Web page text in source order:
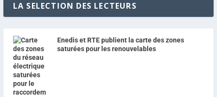
LA SELECTION DES LECTEURS
Enedis et RTE publient la carte des zones
saturées pour les renouvelables